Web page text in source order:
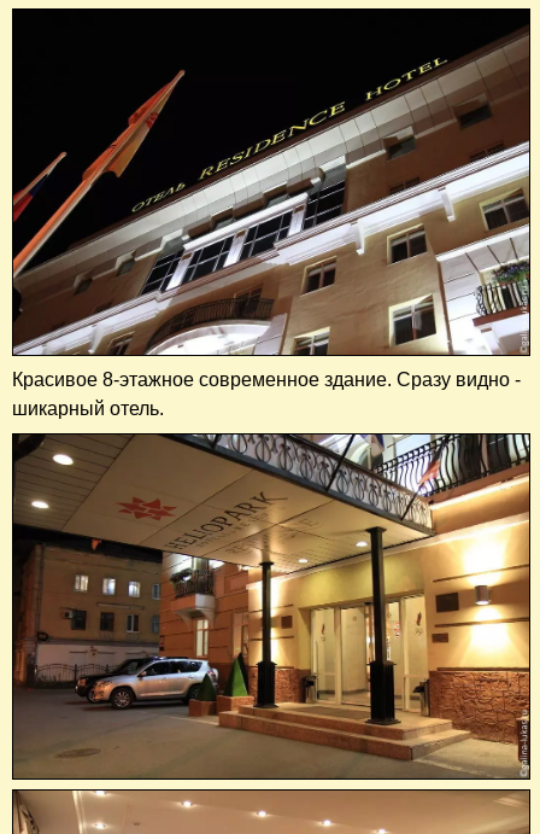
Красивое 8-этажное современное здание. Сразу видно -
шикарный отель.